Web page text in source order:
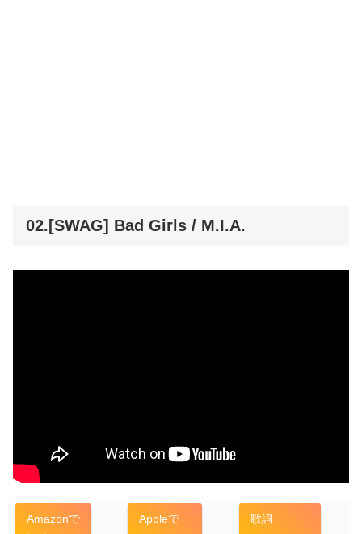
02.[SWAG] Bad Girls / M.I.A.
Amazonで
Appleで
歌詞